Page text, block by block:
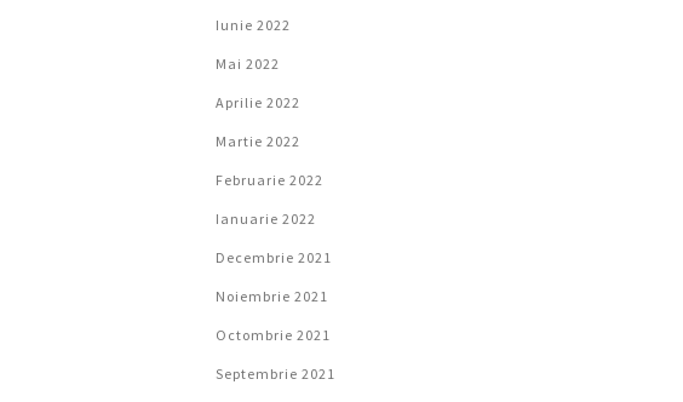
Iunie 2022
Mai 2022
Aprilie 2022
Martie 2022
Februarie 2022
Ianuarie 2022
Decembrie 2021
Noiembrie 2021
Octombrie 2021
Septembrie 2021